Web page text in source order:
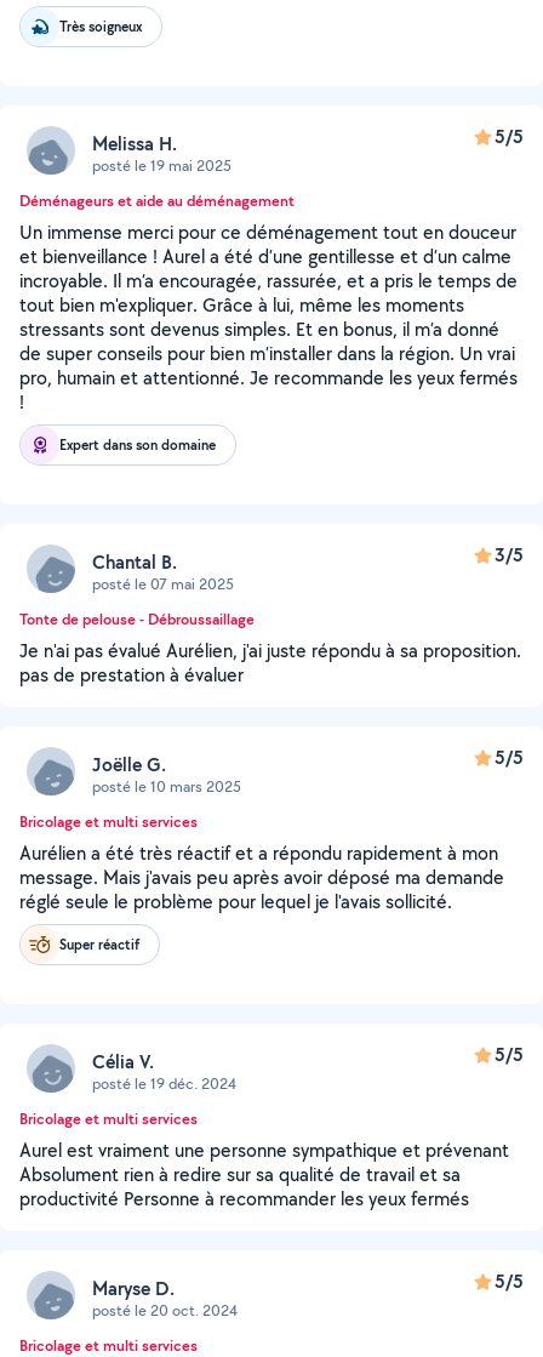
Très soigneux
Melissa H.
posté le 19 mai 2025
5/5
Déménageurs et aide au déménagement
Un immense merci pour ce déménagement tout en douceur
et bienveillance ! Aurel a été d’une gentillesse et d’un calme
incroyable. Il m’a encouragée, rassurée, et a pris le temps de
tout bien m'expliquer. Grâce à lui, même les moments
stressants sont devenus simples. Et en bonus, il m’a donné
de super conseils pour bien m’installer dans la région. Un vrai
pro, humain et attentionné. Je recommande les yeux fermés
!
Expert dans son domaine
Chantal B.
posté le 07 mai 2025
3/5
Tonte de pelouse - Débroussaillage
Je n'ai pas évalué Aurélien, j'ai juste répondu à sa proposition.
pas de prestation à évaluer
Joëlle G.
posté le 10 mars 2025
5/5
Bricolage et multi services
Aurélien a été très réactif et a répondu rapidement à mon
message. Mais j'avais peu après avoir déposé ma demande
réglé seule le problème pour lequel je l'avais sollicité.
Super réactif
Célia V.
posté le 19 déc. 2024
5/5
Bricolage et multi services
Aurel est vraiment une personne sympathique et prévenant
Absolument rien à redire sur sa qualité de travail et sa
productivité Personne à recommander les yeux fermés
Maryse D.
posté le 20 oct. 2024
5/5
Bricolage et multi services